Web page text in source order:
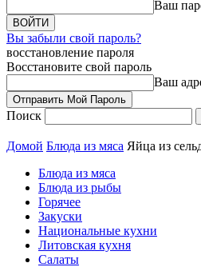
Ваш
Вы забыли свой пароль?
восстановление пароля
Восстановите свой пароль
Ваш
Поиск
Домой Блюда из мяса Яйца из
Блюда из мяса
Блюда из рыбы
Горячее
Закуски
Национальные кухни
Литовская кухня
Салаты